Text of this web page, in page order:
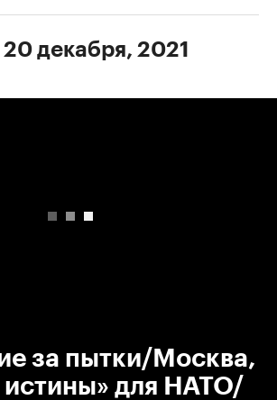
декабря, 2021
за пытки/Москва,
для НАТО/